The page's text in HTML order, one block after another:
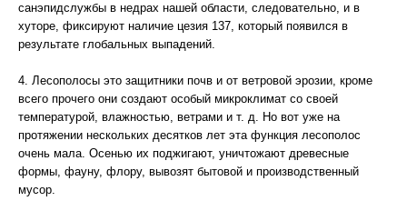
санэпидслужбы в недрах нашей области, следовательно, и в
хуторе, фиксируют наличие цезия 137, который появился в
результате глобальных выпадений.
4. Лесополосы это защитники почв и от ветровой эрозии, кроме
всего прочего они создают особый микроклимат со своей
температурой, влажностью, ветрами и т. д. Но вот уже на
протяжении нескольких десятков лет эта функция лесополос
очень мала. Осенью их поджигают, уничтожают древесные
формы, фауну, флору, вывозят бытовой и производственный
мусор.